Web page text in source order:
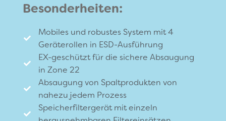
Besonderheiten:
Mobiles und robustes System mit 4
Geräterollen in ESD-Ausführung
EX-geschützt für die sichere Absaugung
in Zone 22
Absaugung von Spaltprodukten von
nahezu jedem Prozess
Speicherfiltergerät mit einzeln